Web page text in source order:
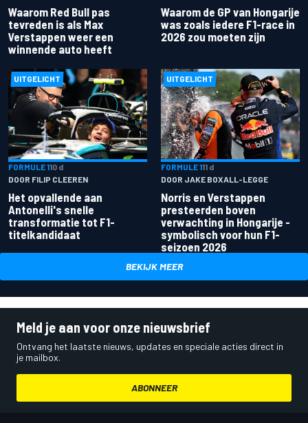
Waarom Red Bull pas
tevreden is als Max
Verstappen weer een
winnende auto heeft
Waarom de GP van Hongarije
was zoals iedere F1-race in
2026 zou moeten zijn
UITGELICHT
FORMULE 110 d
DOOR FILIP CLEEREN
Het opvallende aan
Antonelli's snelle
transformatie tot F1-
titelkandidaat
UITGELICHT
FORMULE 111 d
DOOR JAKE BOXALL-LEGGE
Norris en Verstappen
presteerden boven
verwachting in Hongarije -
symbolisch voor hun F1-
seizoen 2026
BEKIJK MEER
Meld je aan voor onze nieuwsbrief
Ontvang het laatste nieuws, updates en speciale acties direct in
je mailbox.
ABONNEER